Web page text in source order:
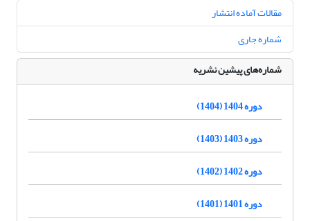
مقالات آماده انتشار
شماره جاری
شماره‌های پیشین نشریه
دوره 1404 (1404)
دوره 1403 (1403)
دوره 1402 (1402)
دوره 1401 (1401)